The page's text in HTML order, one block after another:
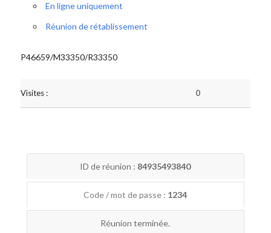
En ligne uniquement
Réunion de rétablissement
P46659/M33350/R33350
Visites : 0
ID de réunion : 84935493840
Code / mot de passe : 1234
Réunion terminée.